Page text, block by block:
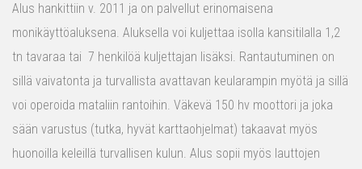
Alus hankittiin v. 2011 ja on palvellut erinomaisena
monikäyttöaluksena. Aluksella voi kuljettaa isolla kansitilalla 1,2
tn tavaraa tai 7 henkilöä kuljettajan lisäksi. Rantautuminen on
sillä vaivatonta ja turvallista avattavan keularampin myötä ja sillä
voi operoida mataliin rantoihin. Väkevä 150 hv moottori ja joka
sään varustus (tutka, hyvät karttaohjelmat) takaavat myös
huonoilla keleillä turvallisen kulun. Alus sopii myös lauttojen